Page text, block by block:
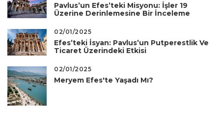
Pavlus’un Efes’teki Misyonu: İşler 19
Üzerine Derinlemesine Bir İnceleme
02/01/2025
Efes’teki İsyan: Pavlus’un Putperestlik Ve
Ticaret Üzerindeki Etkisi
02/01/2025
Meryem Efes'te Yaşadı Mı?